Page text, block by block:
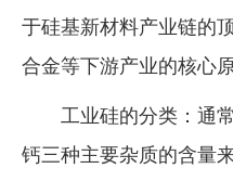
于硅基新材料产业链的
合金等下游产业的核心原
工业硅的分类：通
钙三种主要杂质的含量